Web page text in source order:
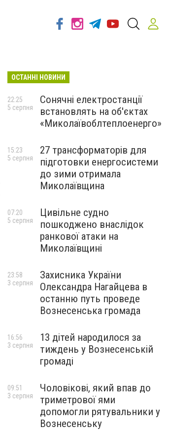
ОСТАННІ НОВИНИ
Сонячні електростанції
встановлять на об'єктах
«Миколаївоблтеплоенерго»
22:25
5 серпня
27 трансформаторів для
підготовки енергосистеми
до зими отримала
Миколаївщина
15:23
5 серпня
Цивільне судно
пошкоджено внаслідок
ранкової атаки на
Миколаївщині
07:20
5 серпня
Захисника України
Олександра Нагайцева в
останню путь проведе
Вознесенська громада
23:58
3 серпня
13 дітей народилося за
тиждень у Вознесенській
громаді
16:56
3 серпня
Чоловікові, який впав до
триметрової ями
допомогли рятувальники у
Вознесенську
09:51
3 серпня